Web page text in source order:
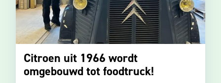
Citroen uit 1966 wordt
omgebouwd tot foodtruck!